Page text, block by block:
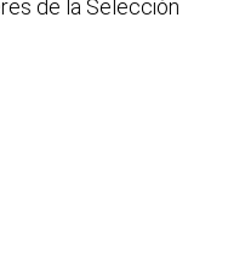
de la Selección